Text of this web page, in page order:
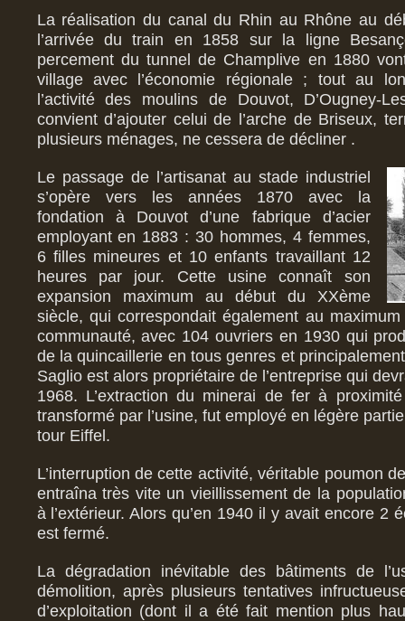
La réalisation du canal du Rhin au Rhône au
l’arrivée du train en 1858 sur la ligne
percement du tunnel de Champlive en 1880
village avec l’économie régionale ; tout au
l’activité des moulins de Douvot, D’Ougney-
convient d’ajouter celui de l’arche de Briseux,
plusieurs ménages, ne cessera de décliner .
Le passage de l’artisanat au stade industriel
s’opère vers les années 1870 avec la
fondation à Douvot d’une fabrique d’acier
employant en 1883 : 30 hommes, 4 femmes,
6 filles mineures et 10 enfants travaillant 12
heures par jour. Cette usine connaît son
expansion maximum au début du XXème
siècle, qui correspondait également au
communauté, avec 104 ouvriers en 1930 qui
de la quincaillerie en tous genres et
Saglio est alors propriétaire de l’entreprise qui
1968. L’extraction du minerai de fer à
transformé par l’usine, fut employé en légère
tour Eiffel.
L’interruption de cette activité, véritable poumon
entraîna très vite un vieillissement de la
à l’extérieur. Alors qu’en 1940 il y avait encore 2
est fermé.
La dégradation inévitable des bâtiments de
démolition, après plusieurs tentatives
d’exploitation (dont il a été fait mention plus